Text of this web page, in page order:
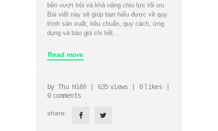
bền vượt trội và khả năng chịu lực tối ưu.
Bài viết này sẽ giúp bạn hiểu được về quy
trình sản xuất, tiêu chuẩn, quy cách, ứng
dụng và báo giá chi tiết…
Read more
byThu Hiền 635 views 0 likes
0 comments
share: